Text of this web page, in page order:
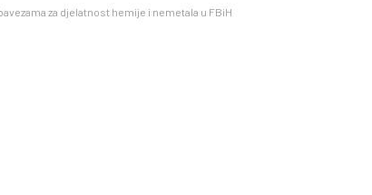
za djelatnost hemije i nemetala u FBiH